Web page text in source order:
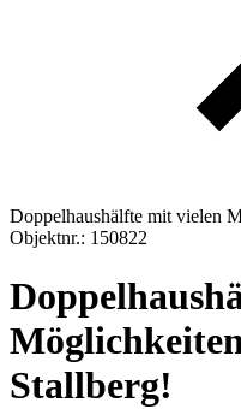
Doppelhaushälfte mit vielen
Objektnr.: 150822
Stallberg!